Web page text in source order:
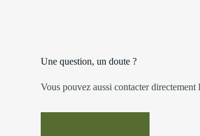
Une question, un doute ?
Vous pouvez aussi contacter